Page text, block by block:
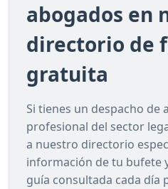
abogados en
directorio de
gratuita
Si tienes un despacho de
profesional del sector
a nuestro directorio
información de tu bufete
guía consultada cada día